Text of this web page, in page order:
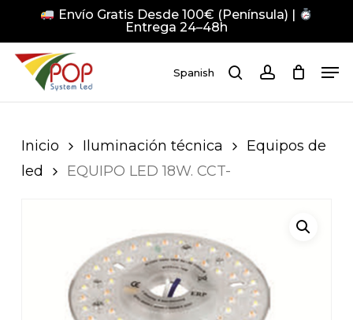
main
content
Envío Gratis Desde 100€ (Península) |
Entrega 24–48h
Spanish searchaccount
Inicio Iluminación técnica
Equipos de
led
EQUIPO LED 18W. CCT-
Close
Menu